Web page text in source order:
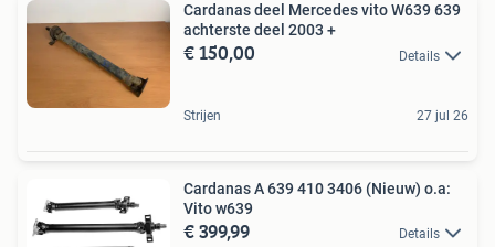
Cardanas deel Mercedes vito W639 639
achterste deel 2003 +
€ 150,00 Details
Strijen 27 jul 26
Cardanas A 639 410 3406 (Nieuw) o.a:
Vito w639
€ 399,99 Details